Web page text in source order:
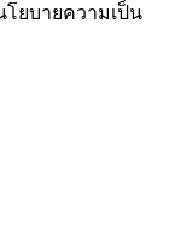
ยบายความเป็น